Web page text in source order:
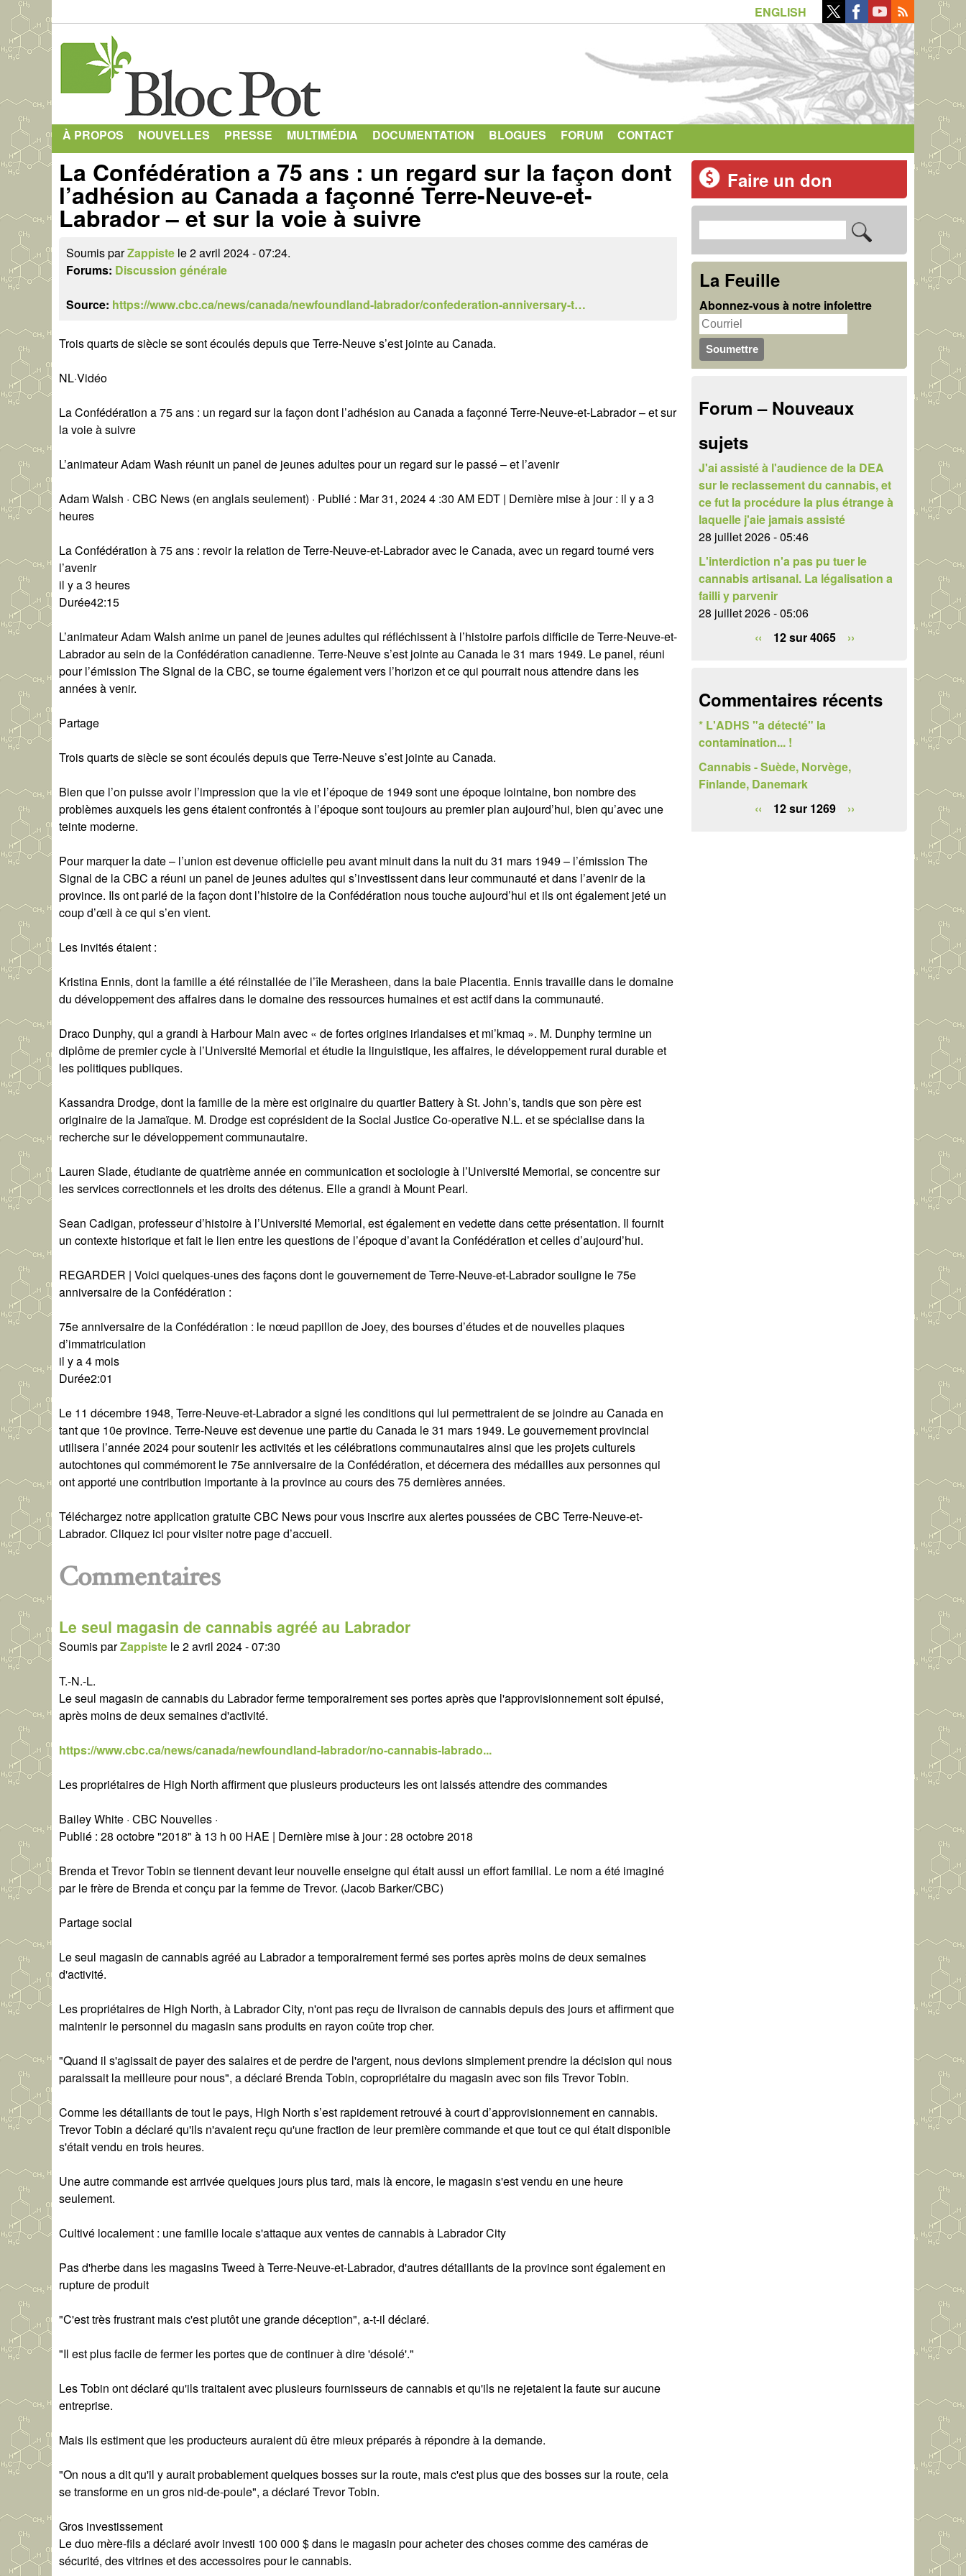
ENGLISH
À PROPOS NOUVELLES PRESSE MULTIMÉDIA DOCUMENTATION BLOGUES FORUM CONTACT
La Confédération a 75 ans : un regard sur la façon dont
l’adhésion au Canada a façonné Terre-Neuve-et-
Labrador – et sur la voie à suivre
Soumis parZappiste le 2 avril 2024 - 07:24.
Forums: Discussion générale
Source: https://www.cbc.ca/news/canada/newfoundland-labrador/confederation-anniversary-t…
Trois quarts de siècle se sont écoulés depuis que Terre-Neuve s’est jointe au Canada.
NL·Vidéo
La Confédération a 75 ans : un regard sur la façon dont l’adhésion au Canada a façonné Terre-Neuve-et-Labrador – et sur
la voie à suivre
L’animateur Adam Wash réunit un panel de jeunes adultes pour un regard sur le passé – et l’avenir
Adam Walsh · CBC News (en anglais seulement) · Publié : Mar 31, 2024 4 :30 AM EDT | Dernière mise à jour : il y a 3
heures
La Confédération à 75 ans : revoir la relation de Terre-Neuve-et-Labrador avec le Canada, avec un regard tourné vers
l’avenir
il y a 3 heures
Durée42:15
L’animateur Adam Walsh anime un panel de jeunes adultes qui réfléchissent à l’histoire parfois difficile de Terre-Neuve-et-
Labrador au sein de la Confédération canadienne. Terre-Neuve s’est jointe au Canada le 31 mars 1949. Le panel, réuni
pour l’émission The SIgnal de la CBC, se tourne également vers l’horizon et ce qui pourrait nous attendre dans les
années à venir.
Partage
Trois quarts de siècle se sont écoulés depuis que Terre-Neuve s’est jointe au Canada.
Bien que l’on puisse avoir l’impression que la vie et l’époque de 1949 sont une époque lointaine, bon nombre des
problèmes auxquels les gens étaient confrontés à l’époque sont toujours au premier plan aujourd’hui, bien qu’avec une
teinte moderne.
Pour marquer la date – l’union est devenue officielle peu avant minuit dans la nuit du 31 mars 1949 – l’émission The
Signal de la CBC a réuni un panel de jeunes adultes qui s’investissent dans leur communauté et dans l’avenir de la
province. Ils ont parlé de la façon dont l’histoire de la Confédération nous touche aujourd’hui et ils ont également jeté un
coup d’œil à ce qui s’en vient.
Les invités étaient :
Kristina Ennis, dont la famille a été réinstallée de l’île Merasheen, dans la baie Placentia. Ennis travaille dans le domaine
du développement des affaires dans le domaine des ressources humaines et est actif dans la communauté.
Draco Dunphy, qui a grandi à Harbour Main avec « de fortes origines irlandaises et mi’kmaq ». M. Dunphy termine un
diplôme de premier cycle à l’Université Memorial et étudie la linguistique, les affaires, le développement rural durable et
les politiques publiques.
Kassandra Drodge, dont la famille de la mère est originaire du quartier Battery à St. John’s, tandis que son père est
originaire de la Jamaïque. M. Drodge est coprésident de la Social Justice Co-operative N.L. et se spécialise dans la
recherche sur le développement communautaire.
Lauren Slade, étudiante de quatrième année en communication et sociologie à l’Université Memorial, se concentre sur
les services correctionnels et les droits des détenus. Elle a grandi à Mount Pearl.
Sean Cadigan, professeur d’histoire à l’Université Memorial, est également en vedette dans cette présentation. Il fournit
un contexte historique et fait le lien entre les questions de l’époque d’avant la Confédération et celles d’aujourd’hui.
REGARDER | Voici quelques-unes des façons dont le gouvernement de Terre-Neuve-et-Labrador souligne le 75e
anniversaire de la Confédération :
75e anniversaire de la Confédération : le nœud papillon de Joey, des bourses d’études et de nouvelles plaques
d’immatriculation
il y a 4 mois
Durée2:01
Le 11 décembre 1948, Terre-Neuve-et-Labrador a signé les conditions qui lui permettraient de se joindre au Canada en
tant que 10e province. Terre-Neuve est devenue une partie du Canada le 31 mars 1949. Le gouvernement provincial
utilisera l’année 2024 pour soutenir les activités et les célébrations communautaires ainsi que les projets culturels
autochtones qui commémorent le 75e anniversaire de la Confédération, et décernera des médailles aux personnes qui
ont apporté une contribution importante à la province au cours des 75 dernières années.
Téléchargez notre application gratuite CBC News pour vous inscrire aux alertes poussées de CBC Terre-Neuve-et-
Labrador. Cliquez ici pour visiter notre page d’accueil.
Commentaires
Le seul magasin de cannabis agréé au Labrador
Soumis parZappiste le2 avril 2024 - 07:30
T.-N.-L.
Le seul magasin de cannabis du Labrador ferme temporairement ses portes après que l'approvisionnement soit épuisé,
après moins de deux semaines d'activité.
https://www.cbc.ca/news/canada/newfoundland-labrador/no-cannabis-labrado...
Les propriétaires de High North affirment que plusieurs producteurs les ont laissés attendre des commandes
Bailey White · CBC Nouvelles ·
Publié : 28 octobre "2018" à 13 h 00 HAE | Dernière mise à jour : 28 octobre 2018
Brenda et Trevor Tobin se tiennent devant leur nouvelle enseigne qui était aussi un effort familial. Le nom a été imaginé
par le frère de Brenda et conçu par la femme de Trevor. (Jacob Barker/CBC)
Partage social
Le seul magasin de cannabis agréé au Labrador a temporairement fermé ses portes après moins de deux semaines
d'activité.
Les propriétaires de High North, à Labrador City, n'ont pas reçu de livraison de cannabis depuis des jours et affirment que
maintenir le personnel du magasin sans produits en rayon coûte trop cher.
"Quand il s'agissait de payer des salaires et de perdre de l'argent, nous devions simplement prendre la décision qui nous
paraissait la meilleure pour nous", a déclaré Brenda Tobin, copropriétaire du magasin avec son fils Trevor Tobin.
Comme les détaillants de tout le pays, High North s’est rapidement retrouvé à court d’approvisionnement en cannabis.
Trevor Tobin a déclaré qu'ils n'avaient reçu qu'une fraction de leur première commande et que tout ce qui était disponible
s'était vendu en trois heures.
Une autre commande est arrivée quelques jours plus tard, mais là encore, le magasin s'est vendu en une heure
seulement.
Cultivé localement : une famille locale s'attaque aux ventes de cannabis à Labrador City
Pas d'herbe dans les magasins Tweed à Terre-Neuve-et-Labrador, d'autres détaillants de la province sont également en
rupture de produit
"C'est très frustrant mais c'est plutôt une grande déception", a-t-il déclaré.
"Il est plus facile de fermer les portes que de continuer à dire 'désolé'."
Les Tobin ont déclaré qu'ils traitaient avec plusieurs fournisseurs de cannabis et qu'ils ne rejetaient la faute sur aucune
entreprise.
Mais ils estiment que les producteurs auraient dû être mieux préparés à répondre à la demande.
"On nous a dit qu'il y aurait probablement quelques bosses sur la route, mais c'est plus que des bosses sur la route, cela
se transforme en un gros nid-de-poule", a déclaré Trevor Tobin.
Gros investissement
Le duo mère-fils a déclaré avoir investi 100 000 $ dans le magasin pour acheter des choses comme des caméras de
sécurité, des vitrines et des accessoires pour le cannabis.
Faire un don
F
o
r
m
u
l
i
r
e
d
e
r
e
c
c
h
e
c
h
e
r
c
e
La Feuille
Abonnez-vous à notre infolettre
Forum – Nouveaux
sujets
J'ai assisté à l'audience de la DEA
sur le reclassement du cannabis, et
ce fut la procédure la plus étrange à
laquelle j'aie jamais assisté
28 juillet 2026 - 05:46
L'interdiction n'a pas pu tuer le
cannabis artisanal. La légalisation a
failli y parvenir
28 juillet 2026 - 05:06
‹‹
12 sur 4065 ››
Commentaires récents
* L'ADHS "a détecté" la
contamination... !
Cannabis - Suède, Norvège,
Finlande, Danemark
‹‹
12 sur 1269 ››